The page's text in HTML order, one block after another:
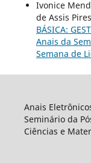
Ivonice
de Assis
BÁSICA:
Anais da
Semana de
Anais
Seminário da
Ciências e